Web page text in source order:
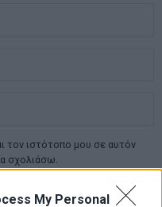
My Personal
τον ιστότοπο μου σε αυτόν
σχολιάσω.